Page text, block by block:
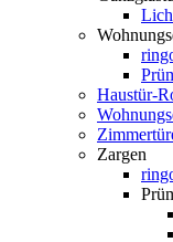
Haustür-
Zargen